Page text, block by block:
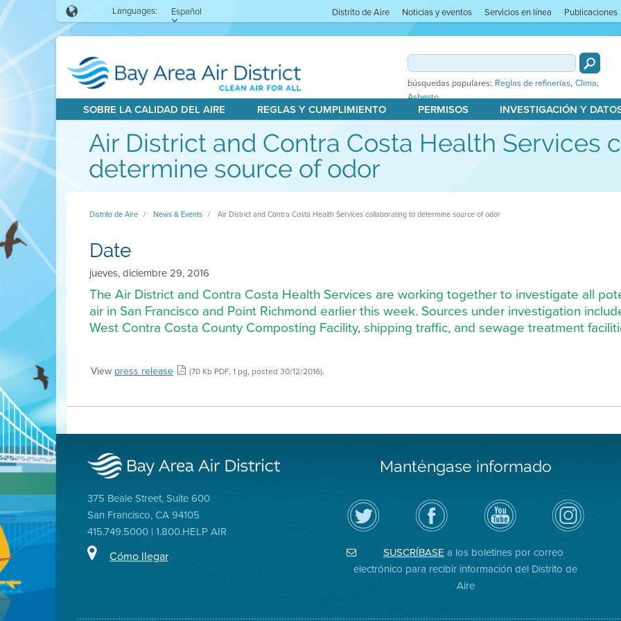
Languages: Español Distrito de Aire Noticias y eventos Servicios en línea Publicaciones
búsquedas populares: Reglas de refinerías, Clima,
Asbesto
SOBRE LA CALIDAD DEL AIRE REGLAS Y CUMPLIMIENTO PERMISOS INVESTIGACIÓN Y
Air District and Contra Costa Health Services
determine source of odor
Distrito de Aire News & Events Air District and Contra Costa Health Services collaborating to determine source of odor
Date
jueves, diciembre 29, 2016
The Air District and Contra Costa Health Services are working together to investigate all
air in San Francisco and Point Richmond earlier this week. Sources under investigation
West Contra Costa County Composting Facility, shipping traffic, and sewage treatment
View press release (70 Kb PDF, 1 pg, posted 30/12/2016).
375 Beale Street, Suite 600
San Francisco, CA 94105
415.749.5000 | 1.800.HELP AIR
Cómo llegar
Manténgase informado
Siga
el
Distrito
de
Visite
la
página
de
del
Canal
de
YouTube
del
de
Aire
Air
District
on
Instagram
SUSCRÍBASEa los boletines por correo
electrónico para recibir información del Distrito de
Aire